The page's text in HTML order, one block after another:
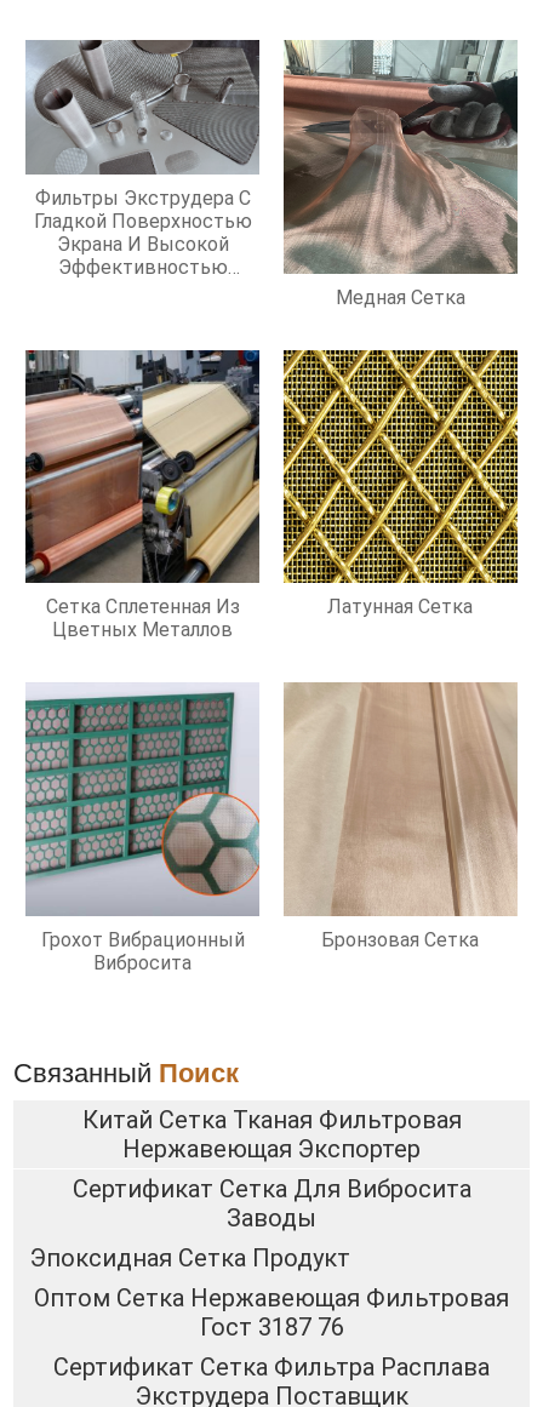
Фильтры Экструдера С
Гладкой Поверхностью
Экрана И Высокой
Эффективностью
Медная Сетка
Сетка Сплетенная Из
Цветных Металлов
Латунная Сетка
Грохот Вибрационный
Вибросита
Бронзовая Сетка
Связанный Поиск
Китай Сетка Тканая Фильтровая
Нержавеющая Экспортер
Сертификат Сетка Для Вибросита
Заводы
Эпоксидная Сетка Продукт
Оптом Сетка Нержавеющая Фильтровая
Гост 3187 76
Сертификат Сетка Фильтра Расплава
Экструдера Поставщик